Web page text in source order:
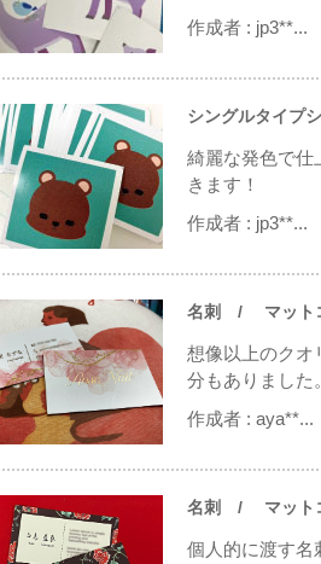
作成者 : jp3**...
シングルタイプ
綺麗な発色で仕
きます！
作成者 : jp3**...
名刺 / マットコ
想像以上のクオ
分もありました
作成者 : aya**...
名刺 / マットコ
個人的に渡す名